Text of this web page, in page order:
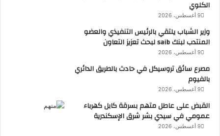
الكلوي
9 أغسطس، 2026
وزير الشباب يلتقي بالرئيس التنفيذي والعضو
المنتدب لبنك saib لبحث تعزيز التعاون
9 أغسطس، 2026
مصرع سائق تروسيكل في حادث بالطريق الدائري
بالفيوم
9 أغسطس، 2026
القبض على عاطل متهم بسرقة كابل كهرباء
عمومي في سيدي بشر شرق الإسكندرية
9 أغسطس، 2026